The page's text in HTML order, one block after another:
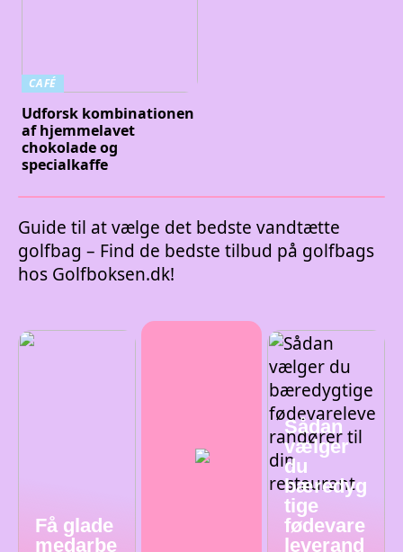
CAFÉ
Udforsk kombinationen
af hjemmelavet
chokolade og
specialkaffe
Guide til at vælge det bedste vandtætte
golfbag – Find de bedste tilbud på golfbags
hos Golfboksen.dk!
Få glade
medarbe
Sådan
vælger
du
bæredyg
tige
fødevare
leverand